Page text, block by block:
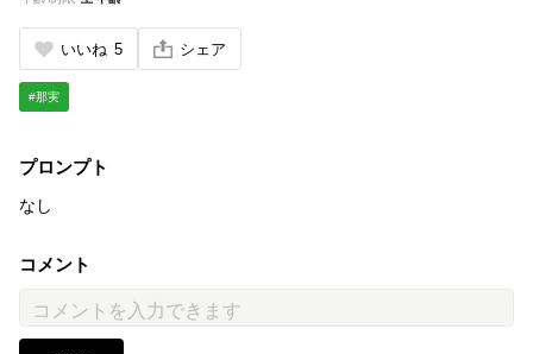
いいね 5 シェア
#那実
プロンプト
なし
コメント